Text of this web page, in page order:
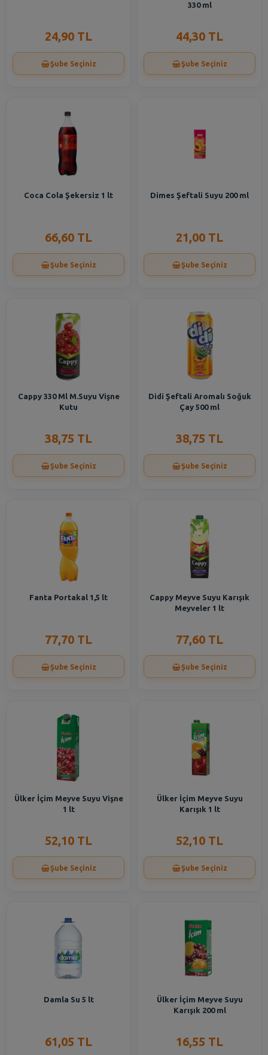
24,90 TL
Şube Seçiniz
330 ml
44,30 TL
Şube Seçiniz
Coca Cola Şekersiz 1 lt
66,60 TL
Şube Seçiniz
Dimes Şeftali Suyu 200 ml
21,00 TL
Şube Seçiniz
Cappy 330 Ml M.Suyu Vişne
Kutu
38,75 TL
Şube Seçiniz
Didi Şeftali Aromalı Soğuk
Çay 500 ml
38,75 TL
Şube Seçiniz
Fanta Portakal 1,5 lt
77,70 TL
Şube Seçiniz
Cappy Meyve Suyu Karışık
Meyveler 1 lt
77,60 TL
Şube Seçiniz
Ülker İçim Meyve Suyu Vişne
1 lt
52,10 TL
Şube Seçiniz
Ülker İçim Meyve Suyu
Karışık 1 lt
52,10 TL
Şube Seçiniz
Damla Su 5 lt
61,05 TL
Ülker İçim Meyve Suyu
Karışık 200 ml
16,55 TL